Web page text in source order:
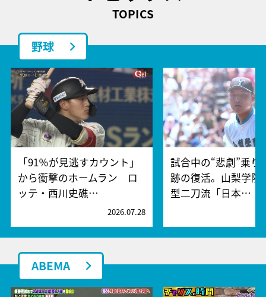
TOPICS
野球
「91％が見逃すカウント」
から衝撃のホームラン ロ
ッテ・西川史礁…
2026.07.28
試合中の“悲劇”乗り
跡の復活。山梨学院
型二刀流「日本…
ABEMA